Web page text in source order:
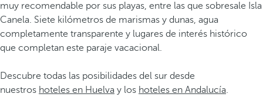
muy recomendable por sus playas, entre las que sobresale Isla
Canela. Siete kilómetros de marismas y dunas, agua
completamente transparente y lugares de interés histórico
que completan este paraje vacacional.
Descubre todas las posibilidades del sur desde
nuestros hoteles en Huelva y los hoteles en Andalucía.